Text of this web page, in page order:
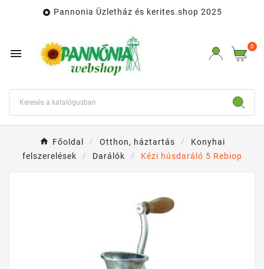
 Pannonia Üzletház és kerites.shop 2025

0
Főoldal Otthon, háztartás
Konyhai
felszerelések
Darálók Kézi húsdaráló 5 Rebiop